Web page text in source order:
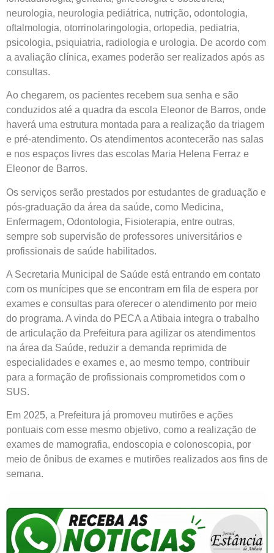
neurologia, neurologia pediátrica, nutrição, odontologia,
oftalmologia, otorrinolaringologia, ortopedia, pediatria,
psicologia, psiquiatria, radiologia e urologia. De acordo com
a avaliação clínica, exames poderão ser realizados após as
consultas.
Ao chegarem, os pacientes recebem sua senha e são
conduzidos até a quadra da escola Eleonor de Barros, onde
haverá uma estrutura montada para a realização da triagem
e pré-atendimento. Os atendimentos acontecerão nas salas
e nos espaços livres das escolas Maria Helena Ferraz e
Eleonor de Barros.
Os serviços serão prestados por estudantes de graduação e
pós-graduação da área da saúde, como Medicina,
Enfermagem, Odontologia, Fisioterapia, entre outras,
sempre sob supervisão de professores universitários e
profissionais de saúde habilitados.
A Secretaria Municipal de Saúde está entrando em contato
com os munícipes que se encontram em fila de espera por
exames e consultas para oferecer o atendimento por meio
do programa. A vinda do PECA a Atibaia integra o trabalho
de articulação da Prefeitura para agilizar os atendimentos
na área da Saúde, reduzir a demanda reprimida de
especialidades e exames e, ao mesmo tempo, contribuir
para a formação de profissionais comprometidos com o
SUS.
Em 2025, a Prefeitura já promoveu mutirões e ações
pontuais com esse mesmo objetivo, como a realização de
exames de mamografia, endoscopia e colonoscopia, por
meio de ônibus de exames e mutirões realizados aos fins de
semana.